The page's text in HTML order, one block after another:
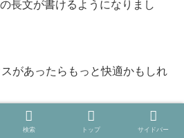
長文が書けるようになりまし
があったらもっと快適かもしれ
検索 トップ サイドバー